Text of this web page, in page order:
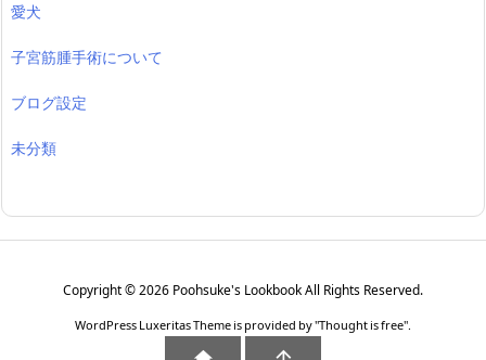
愛犬
子宮筋腫手術について
ブログ設定
未分類
Copyright ©2026 Poohsuke's LookbookAll Rights Reserved.
WordPress Luxeritas Theme is provided by "Thought is free".